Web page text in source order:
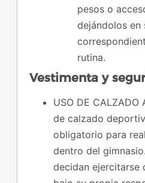
pesos o
dejándolos en
rutina.
Vestimenta y
USO DE CALZADO
de calzado
obligatorio para
dentro del
decidan ejercitarse